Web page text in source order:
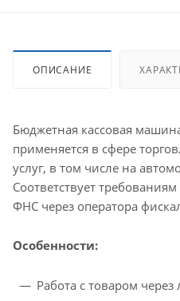
ОПИСАНИЕ
Бюджетная кассовая
применяется в сфере
услуг, в том числе на
Соответствует
ФНС через оператора
Особенности:
Работа с товаром